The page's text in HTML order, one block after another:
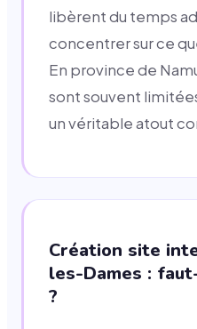
libèrent du temps
concentrer sur ce
En province de
sont souvent
un véritable atout
Création site
les-Dames :
?